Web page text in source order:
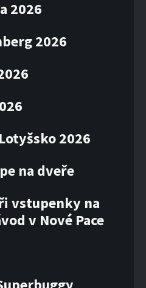
2026
2026
2026
na dveře
vstupenky na
v Nové Pace